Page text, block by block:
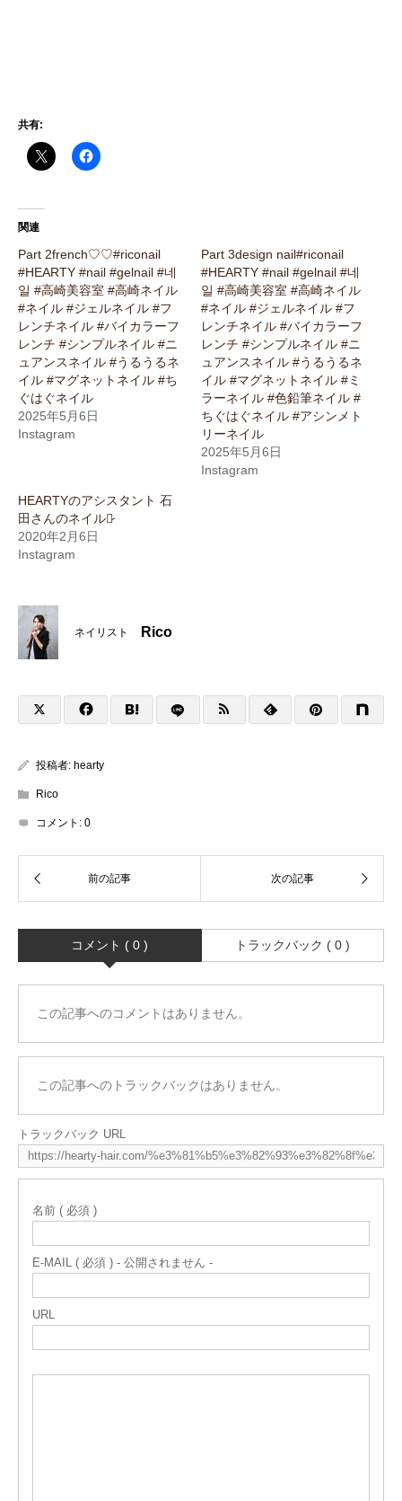
共有:
関連
Part 2french♡♡#riconail
#HEARTY #nail #gelnail #네
일 #高崎美容室 #高崎ネイル
#ネイル #ジェルネイル #フ
レンチネイル #バイカラーフ
レンチ #シンプルネイル #ニ
ュアンスネイル #うるうるネ
イル #マグネットネイル #ち
ぐはぐネイル
2025年5月6日
Instagram
Part 3design nail#riconail
#HEARTY #nail #gelnail #네
일 #高崎美容室 #高崎ネイル
#ネイル #ジェルネイル #フ
レンチネイル #バイカラーフ
レンチ #シンプルネイル #ニ
ュアンスネイル #うるうるネ
イル #マグネットネイル #ミ
ラーネイル #色鉛筆ネイル #
ちぐはぐネイル #アシンメト
リーネイル
2025年5月6日
Instagram
HEARTYのアシスタント 石
田さんのネイル♡̷
2020年2月6日
Instagram
ネイリスト Rico
投稿者: hearty
Rico
コメント: 0
コメント ( 0 ) トラックバック ( 0 )
この記事へのコメントはありません。
この記事へのトラックバックはありません。
トラックバック URL
名前 ( 必須 )
E-MAIL ( 必須 ) - 公開されません -
URL